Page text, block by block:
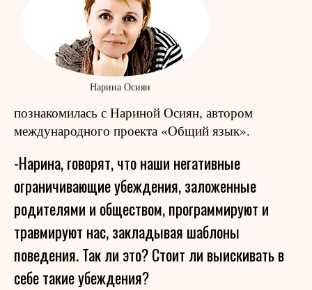
Нарина Осиян
познакомилась с Нариной Осиян, автором
международного проекта «Общий язык».
-Нарина, говорят, что наши негативные
ограничивающие убеждения, заложенные
родителями и обществом, программируют и
травмируют нас, закладывая шаблоны
поведения. Так ли это? Стоит ли выискивать в
себе такие убеждения?